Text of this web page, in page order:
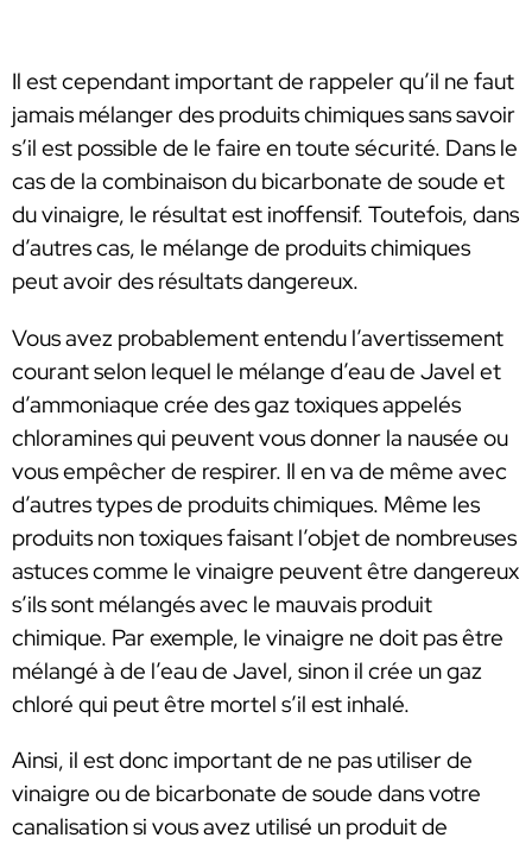
Il est cependant important de rappeler qu’il ne faut
jamais mélanger des produits chimiques sans savoir
s’il est possible de le faire en toute sécurité. Dans le
cas de la combinaison du bicarbonate de soude et
du vinaigre, le résultat est inoffensif. Toutefois, dans
d’autres cas, le mélange de produits chimiques
peut avoir des résultats dangereux.
Vous avez probablement entendu l’avertissement
courant selon lequel le mélange d’eau de Javel et
d’ammoniaque crée des gaz toxiques appelés
chloramines qui peuvent vous donner la nausée ou
vous empêcher de respirer. Il en va de même avec
d’autres types de produits chimiques. Même les
produits non toxiques faisant l’objet de nombreuses
astuces comme le vinaigre peuvent être dangereux
s’ils sont mélangés avec le mauvais produit
chimique. Par exemple, le vinaigre ne doit pas être
mélangé à de l’eau de Javel, sinon il crée un gaz
chloré qui peut être mortel s’il est inhalé.
Ainsi, il est donc important de ne pas utiliser de
vinaigre ou de bicarbonate de soude dans votre
canalisation si vous avez utilisé un produit de